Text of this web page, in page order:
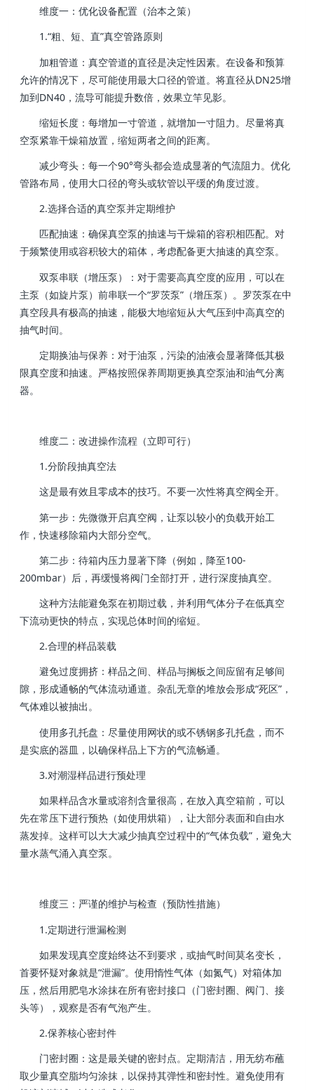
维度一：优化设备配置（治本之策）
1.“粗、短、直”真空管路原则
加粗管道：真空管道的直径是决定性因素。在设备和预算
允许的情况下，尽可能使用最大口径的管道。将直径从DN25增
加到DN40，流导可能提升数倍，效果立竿见影。
缩短长度：每增加一寸管道，就增加一寸阻力。尽量将真
空泵紧靠干燥箱放置，缩短两者之间的距离。
减少弯头：每一个90°弯头都会造成显著的气流阻力。优化
管路布局，使用大口径的弯头或软管以平缓的角度过渡。
2.选择合适的真空泵并定期维护
匹配抽速：确保真空泵的抽速与干燥箱的容积相匹配。对
于频繁使用或容积较大的箱体，考虑配备更大抽速的真空泵。
双泵串联（增压泵）：对于需要高真空度的应用，可以在
主泵（如旋片泵）前串联一个“罗茨泵”（增压泵）。罗茨泵在中
真空段具有极高的抽速，能极大地缩短从大气压到中高真空的
抽气时间。
定期换油与保养：对于油泵，污染的油液会显著降低其极
限真空度和抽速。严格按照保养周期更换真空泵油和油气分离
器。
维度二：改进操作流程（立即可行）
1.分阶段抽真空法
这是最有效且零成本的技巧。不要一次性将真空阀全开。
第一步：先微微开启真空阀，让泵以较小的负载开始工
作，快速移除箱内大部分空气。
第二步：待箱内压力显著下降（例如，降至100-
200mbar）后，再缓慢将阀门全部打开，进行深度抽真空。
这种方法能避免泵在初期过载，并利用气体分子在低真空
下流动更快的特点，实现总体时间的缩短。
2.合理的样品装载
避免过度拥挤：样品之间、样品与搁板之间应留有足够间
隙，形成通畅的气体流动通道。杂乱无章的堆放会形成“死区”，
气体难以被抽出。
使用多孔托盘：尽量使用网状的或不锈钢多孔托盘，而不
是实底的器皿，以确保样品上下方的气流畅通。
3.对潮湿样品进行预处理
如果样品含水量或溶剂含量很高，在放入真空箱前，可以
先在常压下进行预热（如使用烘箱），让大部分表面和自由水
蒸发掉。这样可以大大减少抽真空过程中的“气体负载”，避免大
量水蒸气涌入真空泵。
维度三：严谨的维护与检查（预防性措施）
1.定期进行泄漏检测
如果发现真空度始终达不到要求，或抽气时间莫名变长，
首要怀疑对象就是“泄漏”。使用惰性气体（如氮气）对箱体加
压，然后用肥皂水涂抹在所有密封接口（门密封圈、阀门、接
头等），观察是否有气泡产生。
2.保养核心密封件
门密封圈：这是最关键的密封点。定期清洁，用无纺布蘸
取少量真空脂均匀涂抹，以保持其弹性和密封性。避免使用有